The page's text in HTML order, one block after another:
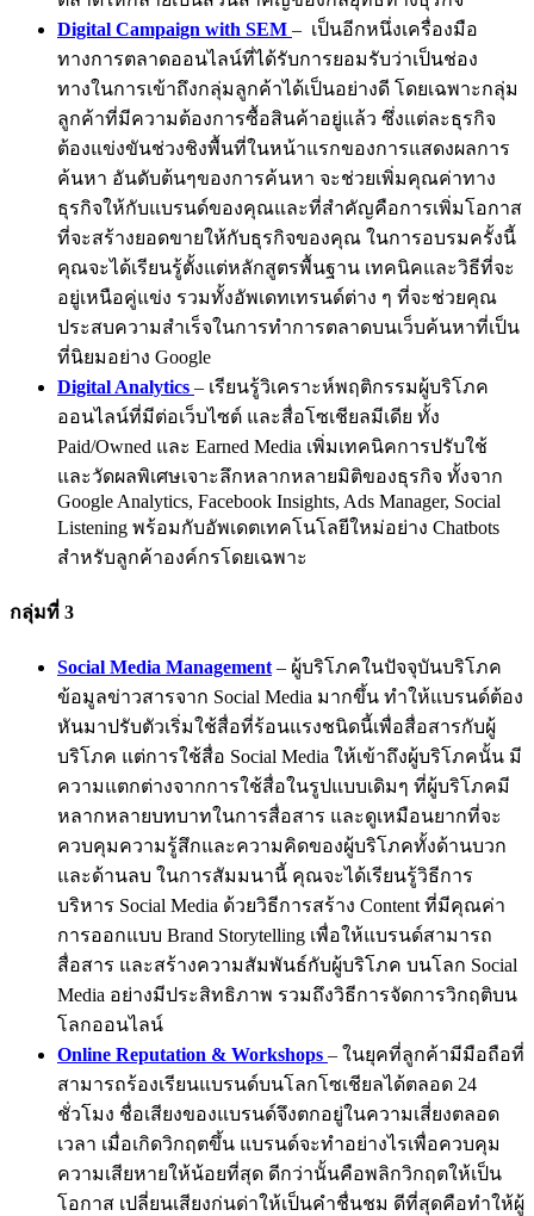
Digital Campaign with SEM – เป็นอีกหนึ่งเครื่องมือ
ทางการตลาดออนไลน์ที่ได้รับการยอมรับว่าเป็นช่อง
ทางในการเข้าถึงกลุ่มลูกค้าได้เป็นอย่างดี โดยเฉพาะกลุ่ม
ลูกค้าที่มีความต้องการซื้อสินค้าอยู่แล้ว ซึ่งแต่ละธุรกิจ
ต้องแข่งขันช่วงชิงพื้นที่ในหน้าแรกของการแสดงผลการ
ค้นหา อันดับต้นๆของการค้นหา จะช่วยเพิ่มคุณค่าทาง
ธุรกิจให้กับแบรนด์ของคุณและที่สำคัญคือการเพิ่มโอกาส
ที่จะสร้างยอดขายให้กับธุรกิจของคุณ ในการอบรมครั้งนี้
คุณจะได้เรียนรู้ตั้งแต่หลักสูตรพื้นฐาน เทคนิคและวิธีที่จะ
อยู่เหนือคู่แข่ง รวมทั้งอัพเดทเทรนด์ต่าง ๆ ที่จะช่วยคุณ
ประสบความสำเร็จในการทำการตลาดบนเว็บค้นหาที่เป็น
ที่นิยมอย่าง Google
Digital Analytics – เรียนรู้วิเคราะห์พฤติกรรมผู้บริโภค
ออนไลน์ที่มีต่อเว็บไซต์ และสื่อโซเชียลมีเดีย ทั้ง
Paid/Owned และ Earned Media เพิ่มเทคนิคการปรับใช้
และวัดผลพิเศษเจาะลึกหลากหลายมิติของธุรกิจ ทั้งจาก
Google Analytics, Facebook Insights, Ads Manager, Social
Listening พร้อมกับอัพเดตเทคโนโลยีใหม่อย่าง Chatbots
สำหรับลูกค้าองค์กรโดยเฉพาะ
กลุ่มที่ 3
Social Media Management – ผู้บริโภคในปัจจุบันบริโภค
ข้อมูลข่าวสารจาก Social Media มากขึ้น ทำให้แบรนด์ต้อง
หันมาปรับตัวเริ่มใช้สื่อที่ร้อนแรงชนิดนี้เพื่อสื่อสารกับผู้
บริโภค แต่การใช้สื่อ Social Media ให้เข้าถึงผู้บริโภคนั้น มี
ความแตกต่างจากการใช้สื่อในรูปแบบเดิมๆ ที่ผู้บริโภคมี
หลากหลายบทบาทในการสื่อสาร และดูเหมือนยากที่จะ
ควบคุมความรู้สึกและความคิดของผู้บริโภคทั้งด้านบวก
และด้านลบ ในการสัมมนานี้ คุณจะได้เรียนรู้วิธีการ
บริหาร Social Media ด้วยวิธีการสร้าง Content ที่มีคุณค่า
การออกแบบ Brand Storytelling เพื่อให้แบรนด์สามารถ
สื่อสาร และสร้างความสัมพันธ์กับผู้บริโภค บนโลก Social
Media อย่างมีประสิทธิภาพ รวมถึงวิธีการจัดการวิกฤติบน
โลกออนไลน์
Online Reputation & Workshops – ในยุคที่ลูกค้ามีมือถือที่
สามารถร้องเรียนแบรนด์บนโลกโซเชียลได้ตลอด 24
ชั่วโมง ชื่อเสียงของแบรนด์จึงตกอยู่ในความเสี่ยงตลอด
เวลา เมื่อเกิดวิกฤตขึ้น แบรนด์จะทำอย่างไรเพื่อควบคุม
ความเสียหายให้น้อยที่สุด ดีกว่านั้นคือพลิกวิกฤตให้เป็น
โอกาส เปลี่ยนเสียงก่นด่าให้เป็นคำชื่นชม ดีที่สุดคือทำให้ผู้